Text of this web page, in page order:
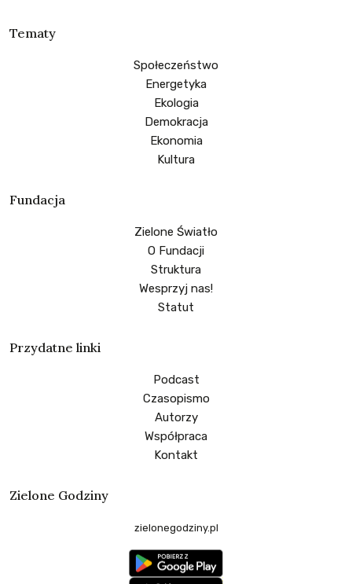
Tematy
Społeczeństwo
Energetyka
Ekologia
Demokracja
Ekonomia
Kultura
Fundacja
Zielone Światło
O Fundacji
Struktura
Wesprzyj nas!
Statut
Przydatne linki
Podcast
Czasopismo
Autorzy
Współpraca
Kontakt
Zielone Godziny
zielonegodziny.pl